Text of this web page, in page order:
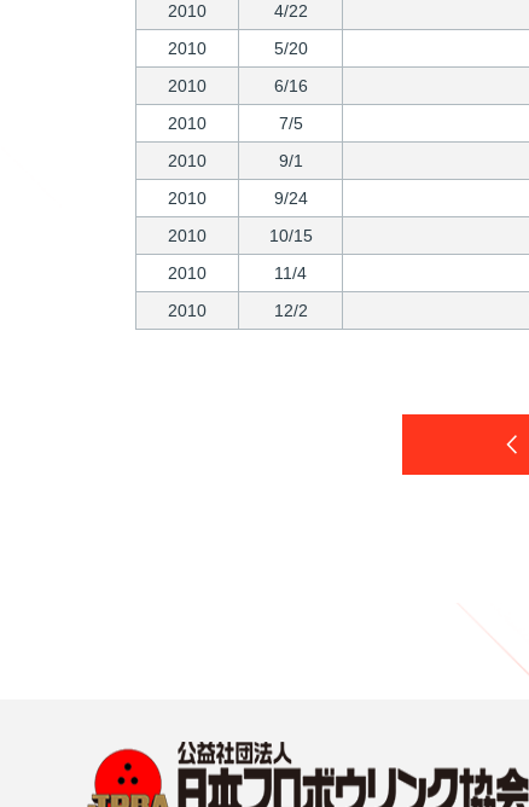
2010
4/22
2010
5/20
2010
6/16
2010
7/5
2010
9/1
2010
9/24
2010
10/15
2010
11/4
2010
12/2